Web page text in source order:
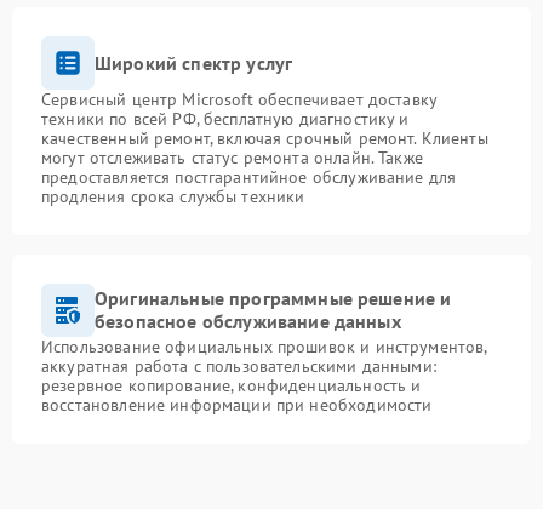
Широкий спектр услуг
Сервисный центр Microsoft обеспечивает доставку
техники по всей РФ, бесплатную диагностику и
качественный ремонт, включая срочный ремонт. Клиенты
могут отслеживать статус ремонта онлайн. Также
предоставляется постгарантийное обслуживание для
продления срока службы техники
Оригинальные программные решение и
безопасное обслуживание данных
Использование официальных прошивок и инструментов,
аккуратная работа с пользовательскими данными:
резервное копирование, конфиденциальность и
восстановление информации при необходимости